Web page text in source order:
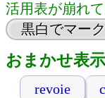
活用表が崩れ
黒白でマー
おまかせ表示
revoie